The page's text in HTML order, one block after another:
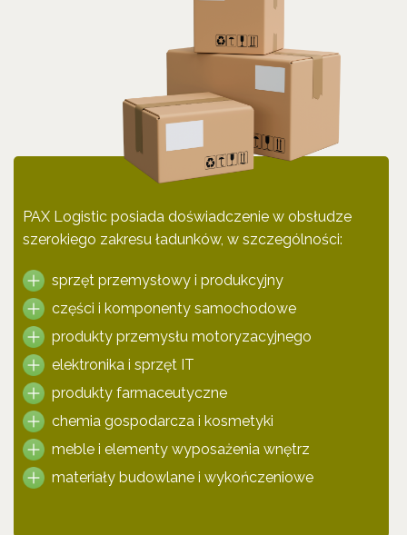
PAX Logistic posiada doświadczenie w obsłudze
szerokiego zakresu ładunków, w szczególności:
sprzęt przemysłowy i produkcyjny
części i komponenty samochodowe
produkty przemysłu motoryzacyjnego
elektronika i sprzęt IT
produkty farmaceutyczne
chemia gospodarcza i kosmetyki
meble i elementy wyposażenia wnętrz
materiały budowlane i wykończeniowe